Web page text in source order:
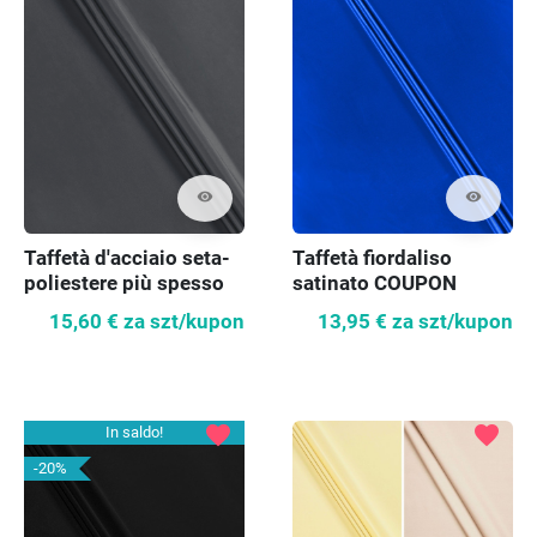
visibility
Taffetà d'acciaio seta-
poliestere più spesso
15,60 € za szt/kupon
visibility
Taffetà fiordaliso
satinato COUPON
13,95 € za szt/kupon
In saldo!
-20%
favorite favorite